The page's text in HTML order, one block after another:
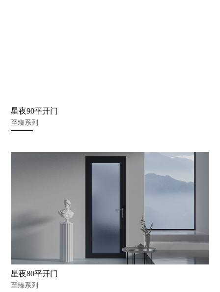
星夜90平开门
至臻系列
星夜80平开门
至臻系列